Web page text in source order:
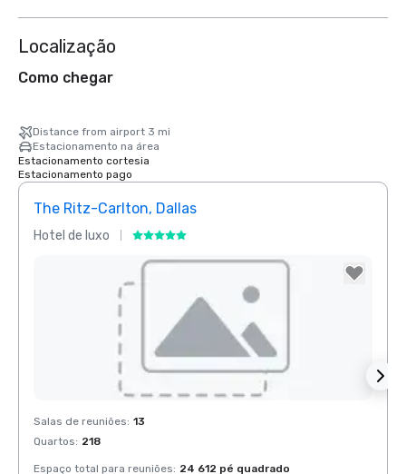
Localização
Como chegar
Distance from airport 3 mi
Estacionamento na área
Estacionamento cortesia
Estacionamento pago
The Ritz-Carlton, Dallas
Hotel de luxo
Removed from favorites
Salas de reuniões: 13
Quartos: 218
Espaço total para reuniões: 24 612 pé quadrado